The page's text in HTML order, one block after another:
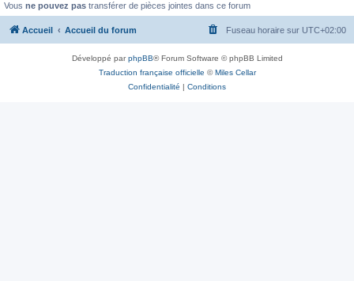
Vous ne pouvez pas transférer de pièces jointes dans ce forum
Accueil Accueil du forum Fuseau horaire sur UTC+02:00
Développé parphpBB® Forum Software © phpBB Limited
Traduction française officielle ©Miles Cellar
Confidentialité | Conditions